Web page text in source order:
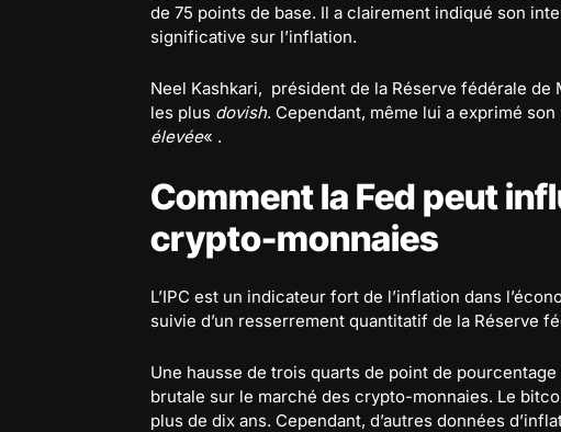
de 75 points de base. Il a clairement indiqué son
significative sur l’inflation.
Neel Kashkari, président de la Réserve fédérale de
les plus dovish. Cependant, même lui a exprimé
élevée« .
Comment la Fed peut
crypto-monnaies
L’IPC est un indicateur fort de l’inflation dans
suivie d’un resserrement quantitatif de la Réserve
Une hausse de trois quarts de point de
brutale sur le marché des crypto-monnaies. Le
plus de dix ans. Cependant, d’autres données